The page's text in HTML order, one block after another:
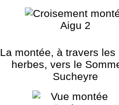
La montée, à travers les
herbes, vers le
Sucheyre